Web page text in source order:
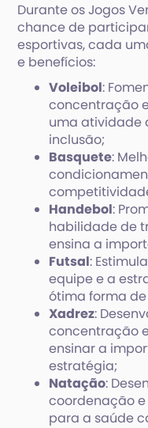
Durante os Jogos
chance de
esportivas, cada
e benefícios:
Voleibol:
concentração
uma atividade
inclusão;
Basquete:
Handebol:
habilidade de
ensina a
Futsal:
equipe e a
ótima forma
Xadrez:
concentração
ensinar a
estratégia;
Natação:
coordenação
para a saúde